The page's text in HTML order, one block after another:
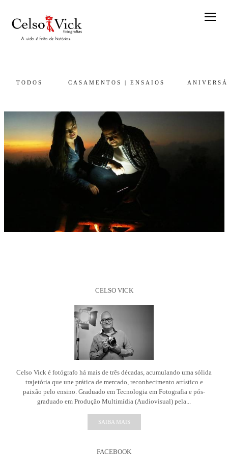
TODOS CASAMENTOS | ENSAIOS
CELSO VICK
Celso Vick é fotógrafo há mais de três décadas, acumulando uma sólida
trajetória que une prática de mercado, reconhecimento artístico e
paixão pelo ensino. Graduado em Tecnologia em Fotografia e pós-
graduado em Produção Multimídia (Audiovisual) pela...
SAIBA MAIS
FACEBOOK